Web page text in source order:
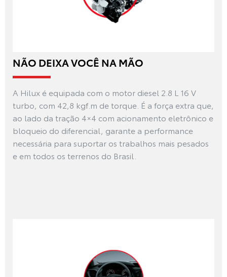
NÃO DEIXA VOCÊ NA MÃO
A Hilux é equipada com o motor diesel 2.8 L 16 V
turbo, com 42,8 kgf.m de torque. É a força extra que,
ao lado da tração 4×4 com acionamento eletrônico e
bloqueio do diferencial, garante a performance
necessária para suportar os trabalhos mais pesados
e em todos os terrenos do Brasil.